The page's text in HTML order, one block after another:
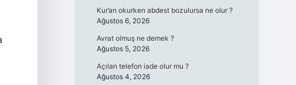
Kur’an okurken abdest bozulursa ne olur ?
Ağustos 6, 2026
Avrat olmuş ne demek ?
Ağustos 5, 2026
Açılan telefon iade olur mu ?
Ağustos 4, 2026